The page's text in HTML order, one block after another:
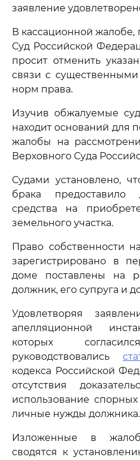
заявление
В кассационной
Суд Российской
просит отменить
связи с
норм права.
Изучив обжалуемые
находит оснований для
жалобы на
Верховного Суда
Судами установлено,
брака предоставило
средства на
земельного участка.
Право собственности
зарегистрировано в
доме поставлены на
должник, его супруга и
Удовлетворяя
апелляционной
которых
руководствовались
кодекса Российской
отсутствия
использование
личные нужды должника.
Изложенные в
сводятся к